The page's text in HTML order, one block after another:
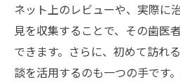
ネット上のレビューや、実際に
見を収集することで、その歯医
できます。さらに、初めて訪れ
談を活用するのも一つの手です